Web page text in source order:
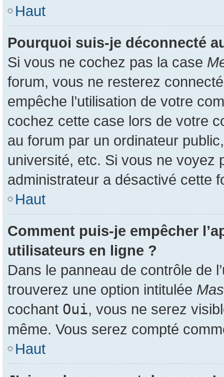
Haut
Pourquoi suis-je déconnecté
Si vous ne cochez pas la case
forum, vous ne resterez
empêche l’utilisation de votre
cochez cette case lors de votre
au forum par un ordinateur
université, etc. Si vous ne voyez
administrateur a désactivé cette
Haut
Comment puis-je empêcher
utilisateurs en ligne ?
Dans le panneau de contrôle de
trouverez une option intitulée
cochant Oui, vous ne serez
même. Vous serez compté
Haut